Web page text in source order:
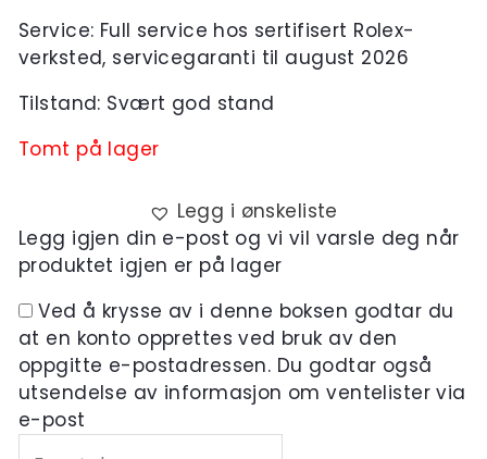
Service: Full service hos sertifisert Rolex-
verksted, servicegaranti til august 2026
Tilstand: Svært god stand
Tomt på lager
Legg i ønskeliste
Legg igjen din e-post og vi vil varsle deg når
produktet igjen er på lager
Ved å krysse av i denne boksen godtar du
at en konto opprettes ved bruk av den
oppgitte e-postadressen. Du godtar også
utsendelse av informasjon om ventelister via
e-post